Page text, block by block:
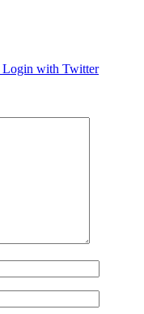
Login with Twitter